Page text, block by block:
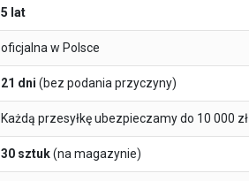
5 lat
oficjalna w Polsce
21 dni (bez podania przyczyny)
Każdą przesyłkę ubezpieczamy do 10 000 zł
30 sztuk(na magazynie)